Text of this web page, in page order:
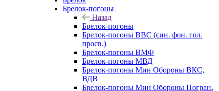
Брелок-погоны
Назад
Брелок-погоны
Брелок-погоны ВВС (син. фон. гол.
просв.)
Брелок-погоны ВМФ
Брелок-погоны МВД
Брелок-погоны Мин Обороны ВКС,
ВДВ
Брелок-погоны Мин Обороны Погран.